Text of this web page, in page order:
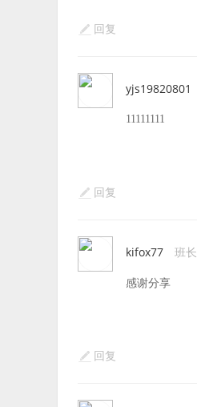
回复
yjs19820801
11111111
回复
kifox77 班长
感谢分享
回复